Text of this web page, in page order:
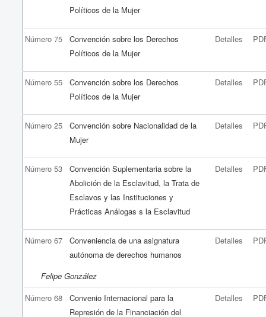
Políticos de la Mujer
Número 75
Convención sobre los Derechos
Políticos de la Mujer
Detalles
Número 55
Convención sobre los Derechos
Políticos de la Mujer
Detalles
Número 25
Convención sobre Nacionalidad de la
Mujer
Detalles
Número 53
Convención Suplementaria sobre la
Abolición de la Esclavitud, la Trata de
Esclavos y las Instituciones y
Prácticas Análogas s la Esclavitud
Detalles
Número 67
Conveniencia de una asignatura
autónoma de derechos humanos
Detalles
Felipe González
Número 68
Convenio Internacional para la
Represión de la Financiación del
Detalles